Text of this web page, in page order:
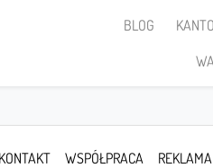
BLOG
KONTAKT WSPÓŁPRACA REKLAMA